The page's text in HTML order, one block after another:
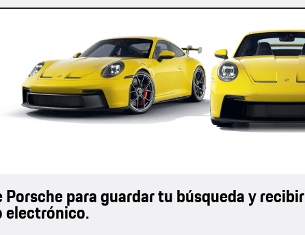
para guardar tu búsqueda y recibir
electrónico.